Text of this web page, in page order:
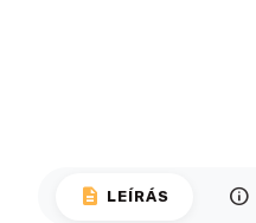
description LEÍRÁS info